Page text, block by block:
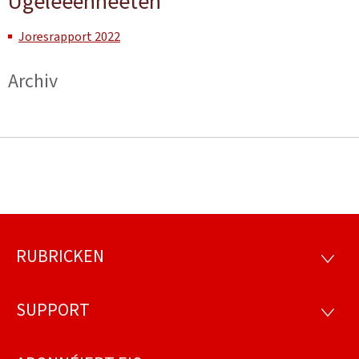
Joresrapport 2022
Archiv
Fousszeil
RUBRICKEN
SUPPORT